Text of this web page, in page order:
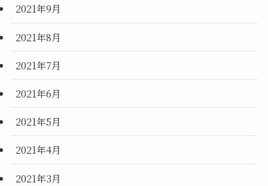
2021年9月
2021年8月
2021年7月
2021年6月
2021年5月
2021年4月
2021年3月